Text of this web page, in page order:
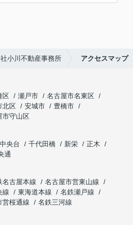
小川不動産事務所 アクセスマップ
区 瀬戸市
名古屋市名東区
北区 安城市
豊橋市
市守山区
中央台 千代田橋 新栄
正木
通
名古屋本線
名古屋市営東山線
線 東海道本線
名鉄瀬戸線
営桜通線
名鉄三河線